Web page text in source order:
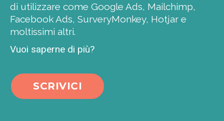
di utilizzare come Google Ads, Mailchimp,
Facebook Ads, SurveryMonkey, Hotjar e
moltissimi altri.
Vuoi saperne di più?
SCRIVICI